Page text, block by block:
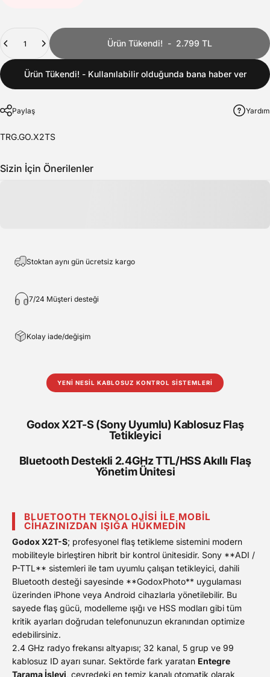
Ürün Tükendi! - 2.799 TL
Ürün Tükendi! - Kullanılabilir olduğunda bana haber ver
Paylaş Yardım
TRG.GO.X2TS
Sizin İçin Önerilenler
Stoktan aynı gün ücretsiz kargo
7/24 Müşteri desteği
Kolay iade/değişim
YENİ NESİL KABLOSUZ KONTROL SİSTEMLERİ
Godox X2T-S (Sony Uyumlu) Kablosuz Flaş
Tetikleyici
Bluetooth Destekli 2.4GHz TTL/HSS Akıllı Flaş
Yönetim Ünitesi
BLUETOOTH TEKNOLOJISI ILE MOBIL
CIHAZINIZDAN IŞIĞA HÜKMEDIN
Godox X2T-S; profesyonel flaş tetikleme sistemini modern
mobiliteyle birleştiren hibrit bir kontrol ünitesidir. Sony **ADI /
P-TTL** sistemleri ile tam uyumlu çalışan tetikleyici, dahili
Bluetooth desteği sayesinde **GodoxPhoto** uygulaması
üzerinden iPhone veya Android cihazlarla yönetilebilir. Bu
sayede flaş gücü, modelleme ışığı ve HSS modları gibi tüm
kritik ayarları doğrudan telefonunuzun ekranından optimize
edebilirsiniz.
2.4 GHz radyo frekansı altyapısı; 32 kanal, 5 grup ve 99
kablosuz ID ayarı sunar. Sektörde fark yaratan Entegre
Tarama İşlevi, çevredeki en temiz kanalı otomatik olarak